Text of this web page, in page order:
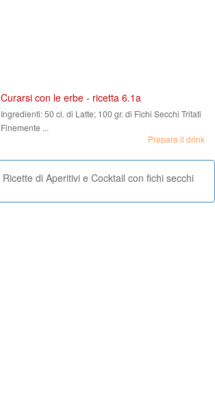
Curarsi con le erbe - ricetta 6.1a
Ingredienti:50 cl. di Latte; 100 gr. di Fichi Secchi Tritati
Finemente ...
Prepara il drink
Ricette di Aperitivi e Cocktail con fichi secchi